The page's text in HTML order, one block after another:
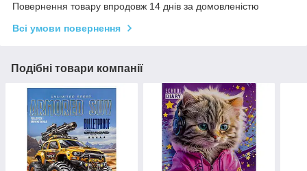
Повернення товару впродовж 14 днів за домовленістю
Всі умови повернення
Подібні товари компанії